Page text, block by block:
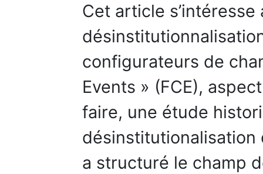
Cet article
configurateurs de
Events » (FCE),
faire, une étude
désinstitutionalisation
a structuré le champ